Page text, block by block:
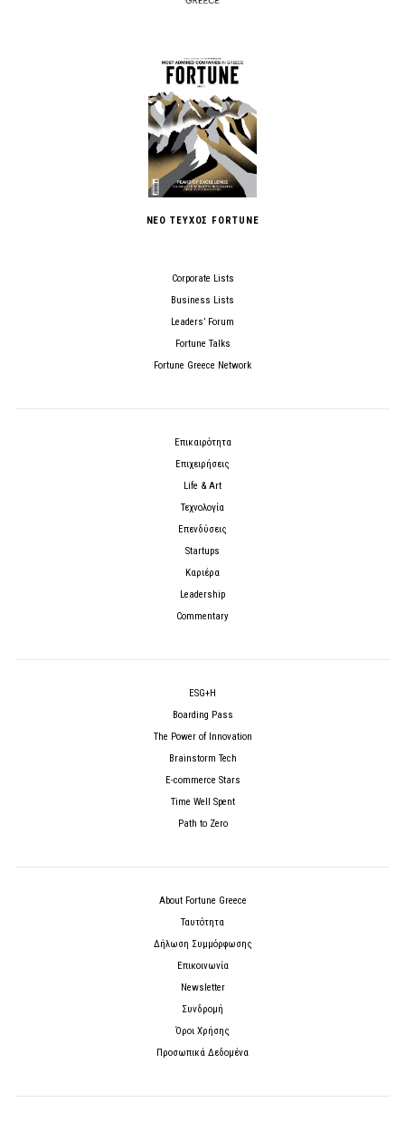
ΝΕΟ ΤΕΥΧΟΣ FORTUNE
Corporate Lists
Business Lists
Leaders’ Forum
Fortune Talks
Fortune Greece Network
Επικαιρότητα
Επιχειρήσεις
Life & Art
Τεχνολογία
Επενδύσεις
Startups
Καριέρα
Leadership
Commentary
ESG+H
Boarding Pass
The Power of Innovation
Brainstorm Tech
E-commerce Stars
Time Well Spent
Path to Zero
About Fortune Greece
Ταυτότητα
Δήλωση Συμμόρφωσης
Επικοινωνία
Newsletter
Συνδρομή
Όροι Χρήσης
Προσωπικά Δεδομένα